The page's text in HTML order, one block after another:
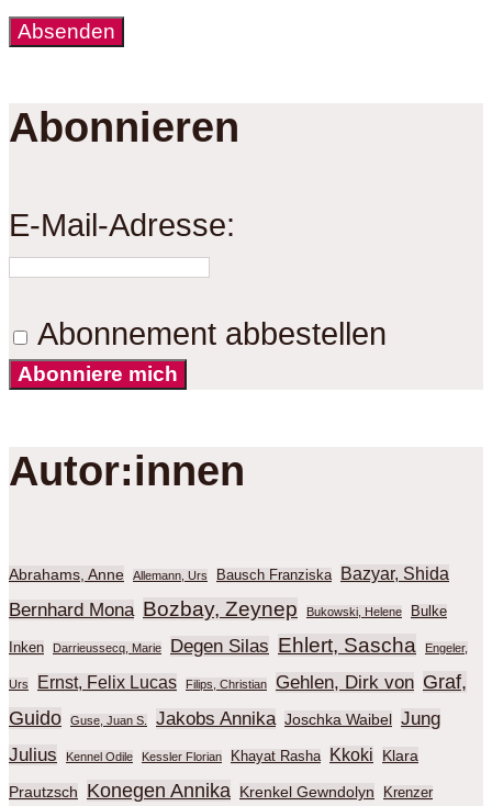
Abonnieren
E-Mail-Adresse:
Abonnement abbestellen
Abonniere mich
Autor:innen
Abrahams, Anne Allemann, Urs Bausch Franziska Bazyar, Shida
Bernhard Mona Bozbay, Zeynep Bukowski, Helene Bulke
Inken Darrieussecq, Marie Degen Silas Ehlert, Sascha Engeler,
Urs Ernst, Felix Lucas Filips, Christian Gehlen, Dirk von Graf,
Guido
Guse, Juan S. Jakobs Annika Joschka Waibel Jung
Julius
Kennel Odile Kessler Florian Khayat Rasha Kkoki Klara
Prautzsch Konegen Annika Krenkel Gewndolyn Krenzer